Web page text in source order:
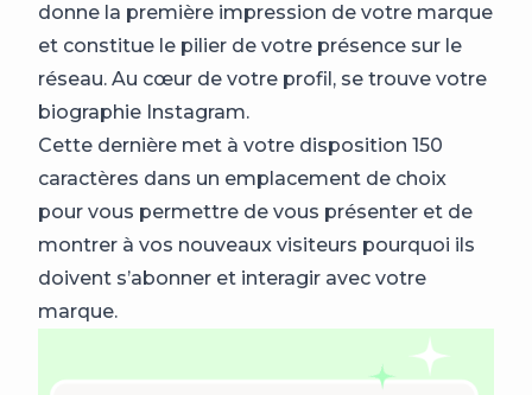
donne la première impression de votre marque
et constitue le pilier de votre présence sur le
réseau. Au cœur de votre profil, se trouve votre
biographie Instagram.
Cette dernière met à votre disposition 150
caractères dans un emplacement de choix
pour vous permettre de vous présenter et de
montrer à vos nouveaux visiteurs pourquoi ils
doivent s’abonner et interagir avec votre
marque.